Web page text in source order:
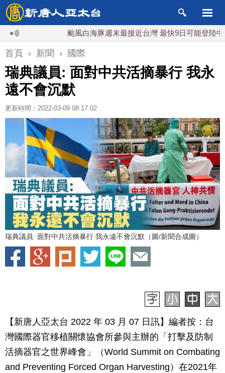
颱風白海豚週末最接近台灣 最快9日可能登陸中國
首頁 › 新聞 › 國際
瑞典議員: 面對中共活摘暴行 我永
遠不會沉默
更新時間：2022-03-09 08:17:02
瑞典議員: 面對中共活摘暴行 我永遠不會沉默（圖/新聞合成圖）
【新唐人亞太台 2022 年 03 月 07 日訊】 編者按： 台
灣國際器官移植關懷協會所參與主辦的「打擊及防制
活摘器官之世界峰會」
（World Summit on Combating
and Preventing Forced Organ Harvesting）在2021年